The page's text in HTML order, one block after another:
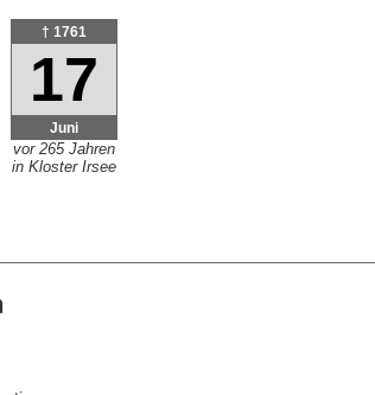
† 1761
17
Juni
vor 265 Jahren
in Kloster Irsee